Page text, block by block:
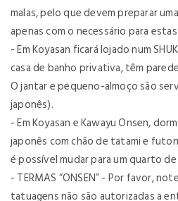
malas, pelo que devem preparar
apenas com o necessário para
- Em Koyasan ficará lojado num
casa de banho privativa, têm
O jantar e pequeno-almoço são
japonês).
- Em Koyasan e Kawayu Onsen,
japonês com chão de tatami e futon
é possível mudar para um quarto
- TERMAS “ONSEN” - Por favor,
tatuagens não são autorizadas a